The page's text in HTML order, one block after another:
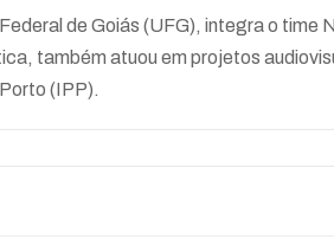
de Goiás (UFG), integra o time
também atuou em projetos
(IPP).